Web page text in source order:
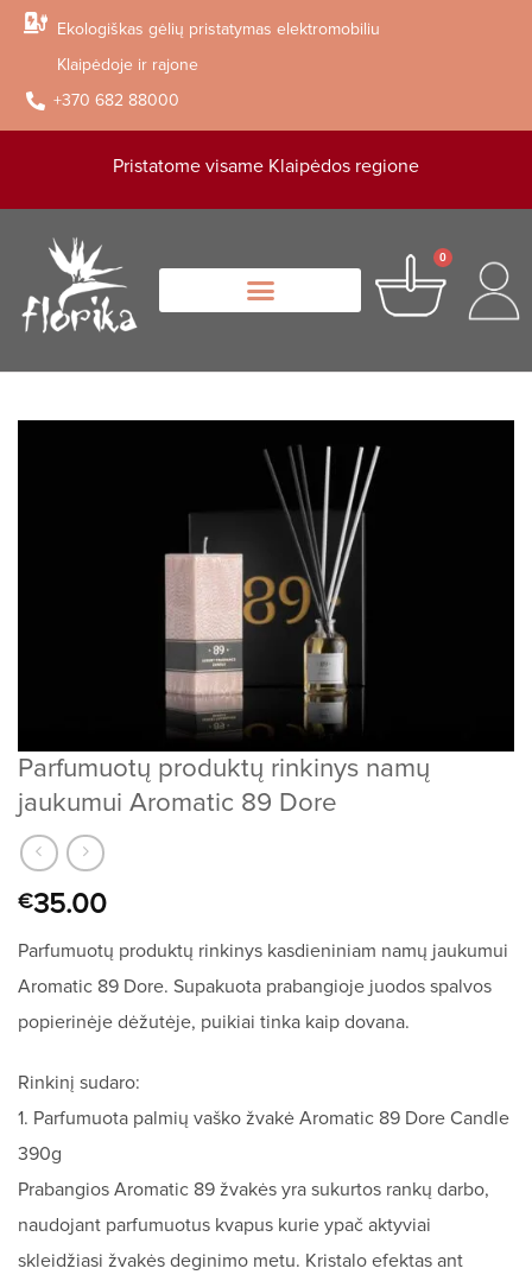
Ekologiškas gėlių pristatymas elektromobiliu
Klaipėdoje ir rajone
+370 682 88000
Pristatome visame Klaipėdos regione
0
Parfumuotų produktų rinkinys namų
jaukumui Aromatic 89 Dore
€35.00
Parfumuotų produktų rinkinys kasdieniniam namų jaukumui
Aromatic 89 Dore. Supakuota prabangioje juodos spalvos
popierinėje dėžutėje, puikiai tinka kaip dovana.
Rinkinį sudaro:
1. Parfumuota palmių vaško žvakė Aromatic 89 Dore Candle
390g
Prabangios Aromatic 89 žvakės yra sukurtos rankų darbo,
naudojant parfumuotus kvapus kurie ypač aktyviai
skleidžiasi žvakės deginimo metu. Kristalo efektas ant